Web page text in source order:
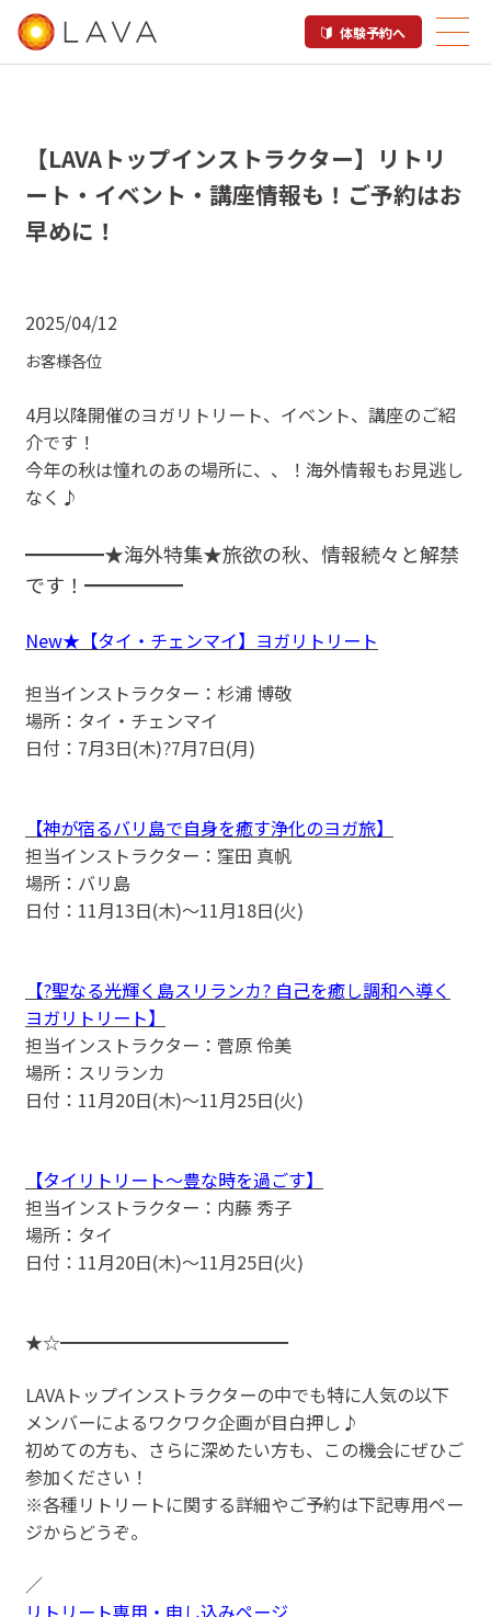
体験予約へ
【LAVAトップインストラクター】リトリ
ート・イベント・講座情報も！ご予約はお
早めに！
2025/04/12
お客様各位
4月以降開催のヨガリトリート、イベント、講座のご紹
介です！
今年の秋は憧れのあの場所に、、！海外情報もお見逃し
なく♪
━━━━★海外特集★旅欲の秋、情報続々と解禁
です！━━━━━
New★【タイ・チェンマイ】ヨガリトリート
担当インストラクター：杉浦 博敬
場所：タイ・チェンマイ
日付：7月3日(木)?7月7日(月)
【神が宿るバリ島で自身を癒す浄化のヨガ旅】
担当インストラクター：窪田 真帆
場所：バリ島
日付：11月13日(木)〜11月18日(火)
【?聖なる光輝く島スリランカ? 自己を癒し調和へ導く
ヨガリトリート】
担当インストラクター：菅原 伶美
場所：スリランカ
日付：11月20日(木)〜11月25日(火)
【タイリトリート〜豊な時を過ごす】
担当インストラクター：内藤 秀子
場所：タイ
日付：11月20日(木)〜11月25日(火)
★☆━━━━━━━━━━━━━
LAVAトップインストラクターの中でも特に人気の以下
メンバーによるワクワク企画が目白押し♪
初めての方も、さらに深めたい方も、この機会にぜひご
参加ください！
※各種リトリートに関する詳細やご予約は下記専用ペー
ジからどうぞ。
／
リトリート専用・申し込みページ